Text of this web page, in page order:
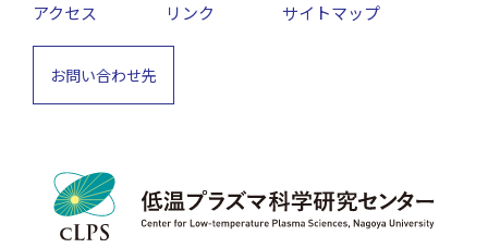
アクセス リンク サイトマップ
お問い合わせ先